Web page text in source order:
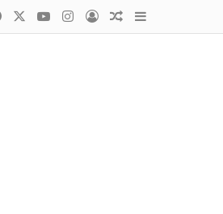
FacebookYouTubeInstagram
AccesoPublicación al
Barra lateral